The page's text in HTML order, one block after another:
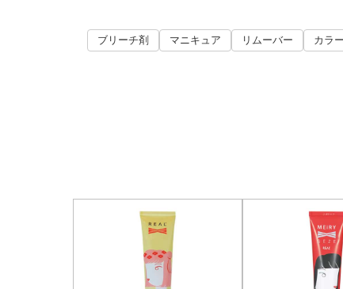
ブリーチ剤 マニキュア リムーバー カラ